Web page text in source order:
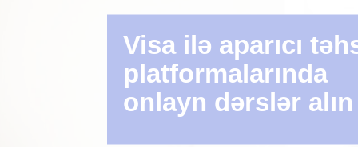
Visa ilə aparıcı
platformalarında
onlayn dərslər alın